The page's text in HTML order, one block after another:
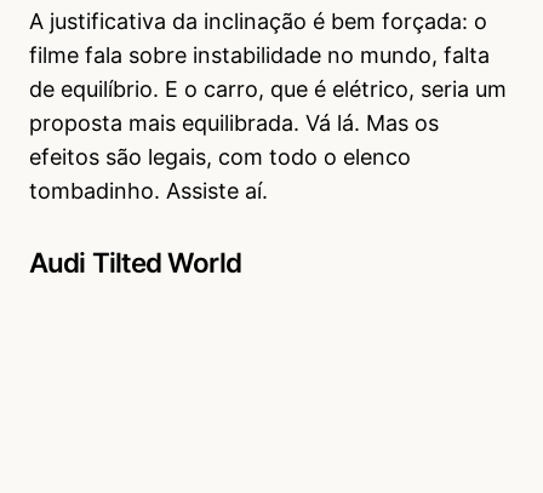
A justificativa da inclinação é bem forçada: o
filme fala sobre instabilidade no mundo, falta
de equilíbrio. E o carro, que é elétrico, seria um
proposta mais equilibrada. Vá lá. Mas os
efeitos são legais, com todo o elenco
tombadinho. Assiste aí.
Audi Tilted World